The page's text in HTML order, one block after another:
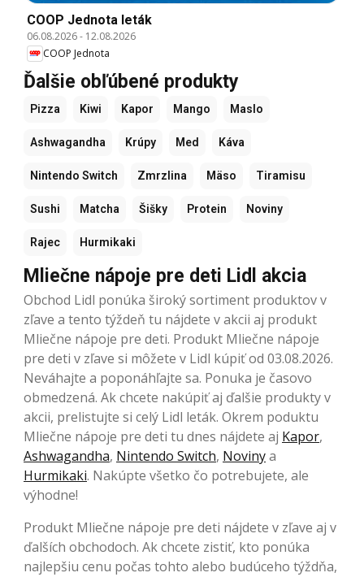
COOP Jednota leták
06.08.2026- 12.08.2026
COOP Jednota
Ďalšie obľúbené produkty
Pizza Kiwi Kapor Mango Maslo
Ashwagandha Krúpy Med Káva
Nintendo Switch Zmrzlina Mäso Tiramisu
Sushi Matcha Šišky Protein Noviny
Rajec Hurmikaki
Mliečne nápoje pre deti Lidl akcia
Obchod Lidl ponúka široký sortiment produktov v
zľave a tento týždeň tu nájdete v akcii aj produkt
Mliečne nápoje pre deti. Produkt Mliečne nápoje
pre deti v zľave si môžete v Lidl kúpiť od 03.08.2026.
Neváhajte a poponáhľajte sa. Ponuka je časovo
obmedzená. Ak chcete nakúpiť aj ďalšie produkty v
akcii, prelistujte si celý Lidl leták. Okrem poduktu
Mliečne nápoje pre deti tu dnes nájdete aj Kapor,
Ashwagandha, Nintendo Switch, Novinya
Hurmikaki. Nakúpte všetko čo potrebujete, ale
výhodne!
Produkt Mliečne nápoje pre deti nájdete v zľave aj v
ďalších obchodoch. Ak chcete zistiť, kto ponúka
najlepšiu cenu počas tohto alebo budúceho týždňa,